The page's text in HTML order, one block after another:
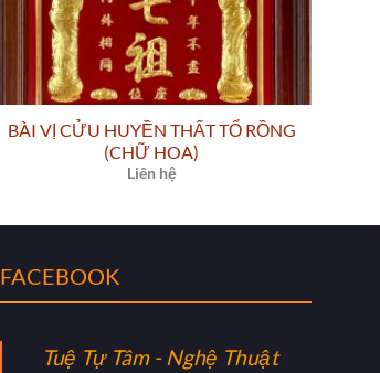
BÀI VỊ CỬU HUYỀN THẤT TỔ RỒNG
(CHỮ HOA)
Liên hệ
FACEBOOK
Tuệ Tự Tâm - Nghệ Thuật